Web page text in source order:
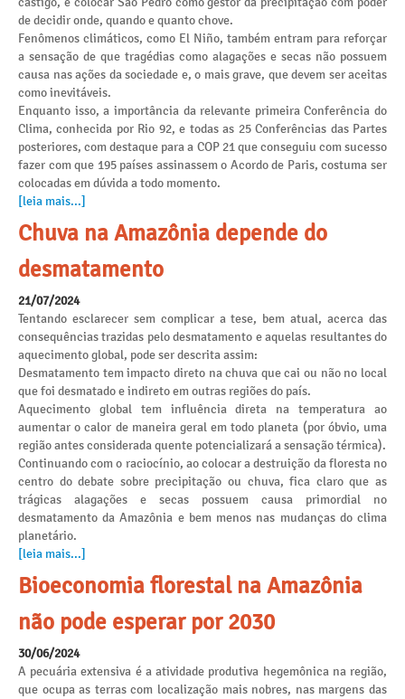
de decidir onde, quando e quanto chove.
Fenômenos climáticos, como El Niño, também entram para reforçar
a sensação de que tragédias como alagações e secas não possuem
causa nas ações da sociedade e, o mais grave, que devem ser aceitas
como inevitáveis.
Enquanto isso, a importância da relevante primeira Conferência do
Clima, conhecida por Rio 92, e todas as 25 Conferências das Partes
posteriores, com destaque para a COP 21 que conseguiu com sucesso
fazer com que 195 países assinassem o Acordo de Paris, costuma ser
colocadas em dúvida a todo momento.
[leia mais...]
Chuva na Amazônia depende do
desmatamento
21/07/2024
Tentando esclarecer sem complicar a tese, bem atual, acerca das
consequências trazidas pelo desmatamento e aquelas resultantes do
aquecimento global, pode ser descrita assim:
Desmatamento tem impacto direto na chuva que cai ou não no local
que foi desmatado e indireto em outras regiões do país.
Aquecimento global tem influência direta na temperatura ao
aumentar o calor de maneira geral em todo planeta (por óbvio, uma
região antes considerada quente potencializará a sensação térmica).
Continuando com o raciocínio, ao colocar a destruição da floresta no
centro do debate sobre precipitação ou chuva, fica claro que as
trágicas alagações e secas possuem causa primordial no
desmatamento da Amazônia e bem menos nas mudanças do clima
planetário.
[leia mais...]
Bioeconomia florestal na Amazônia
não pode esperar por 2030
30/06/2024
A pecuária extensiva é a atividade produtiva hegemônica na região,
que ocupa as terras com localização mais nobres, nas margens das